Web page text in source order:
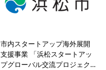
市内スタートアップ海外展開
支援事業 「浜松スタートアッ
プグローバル交流プロジェク…